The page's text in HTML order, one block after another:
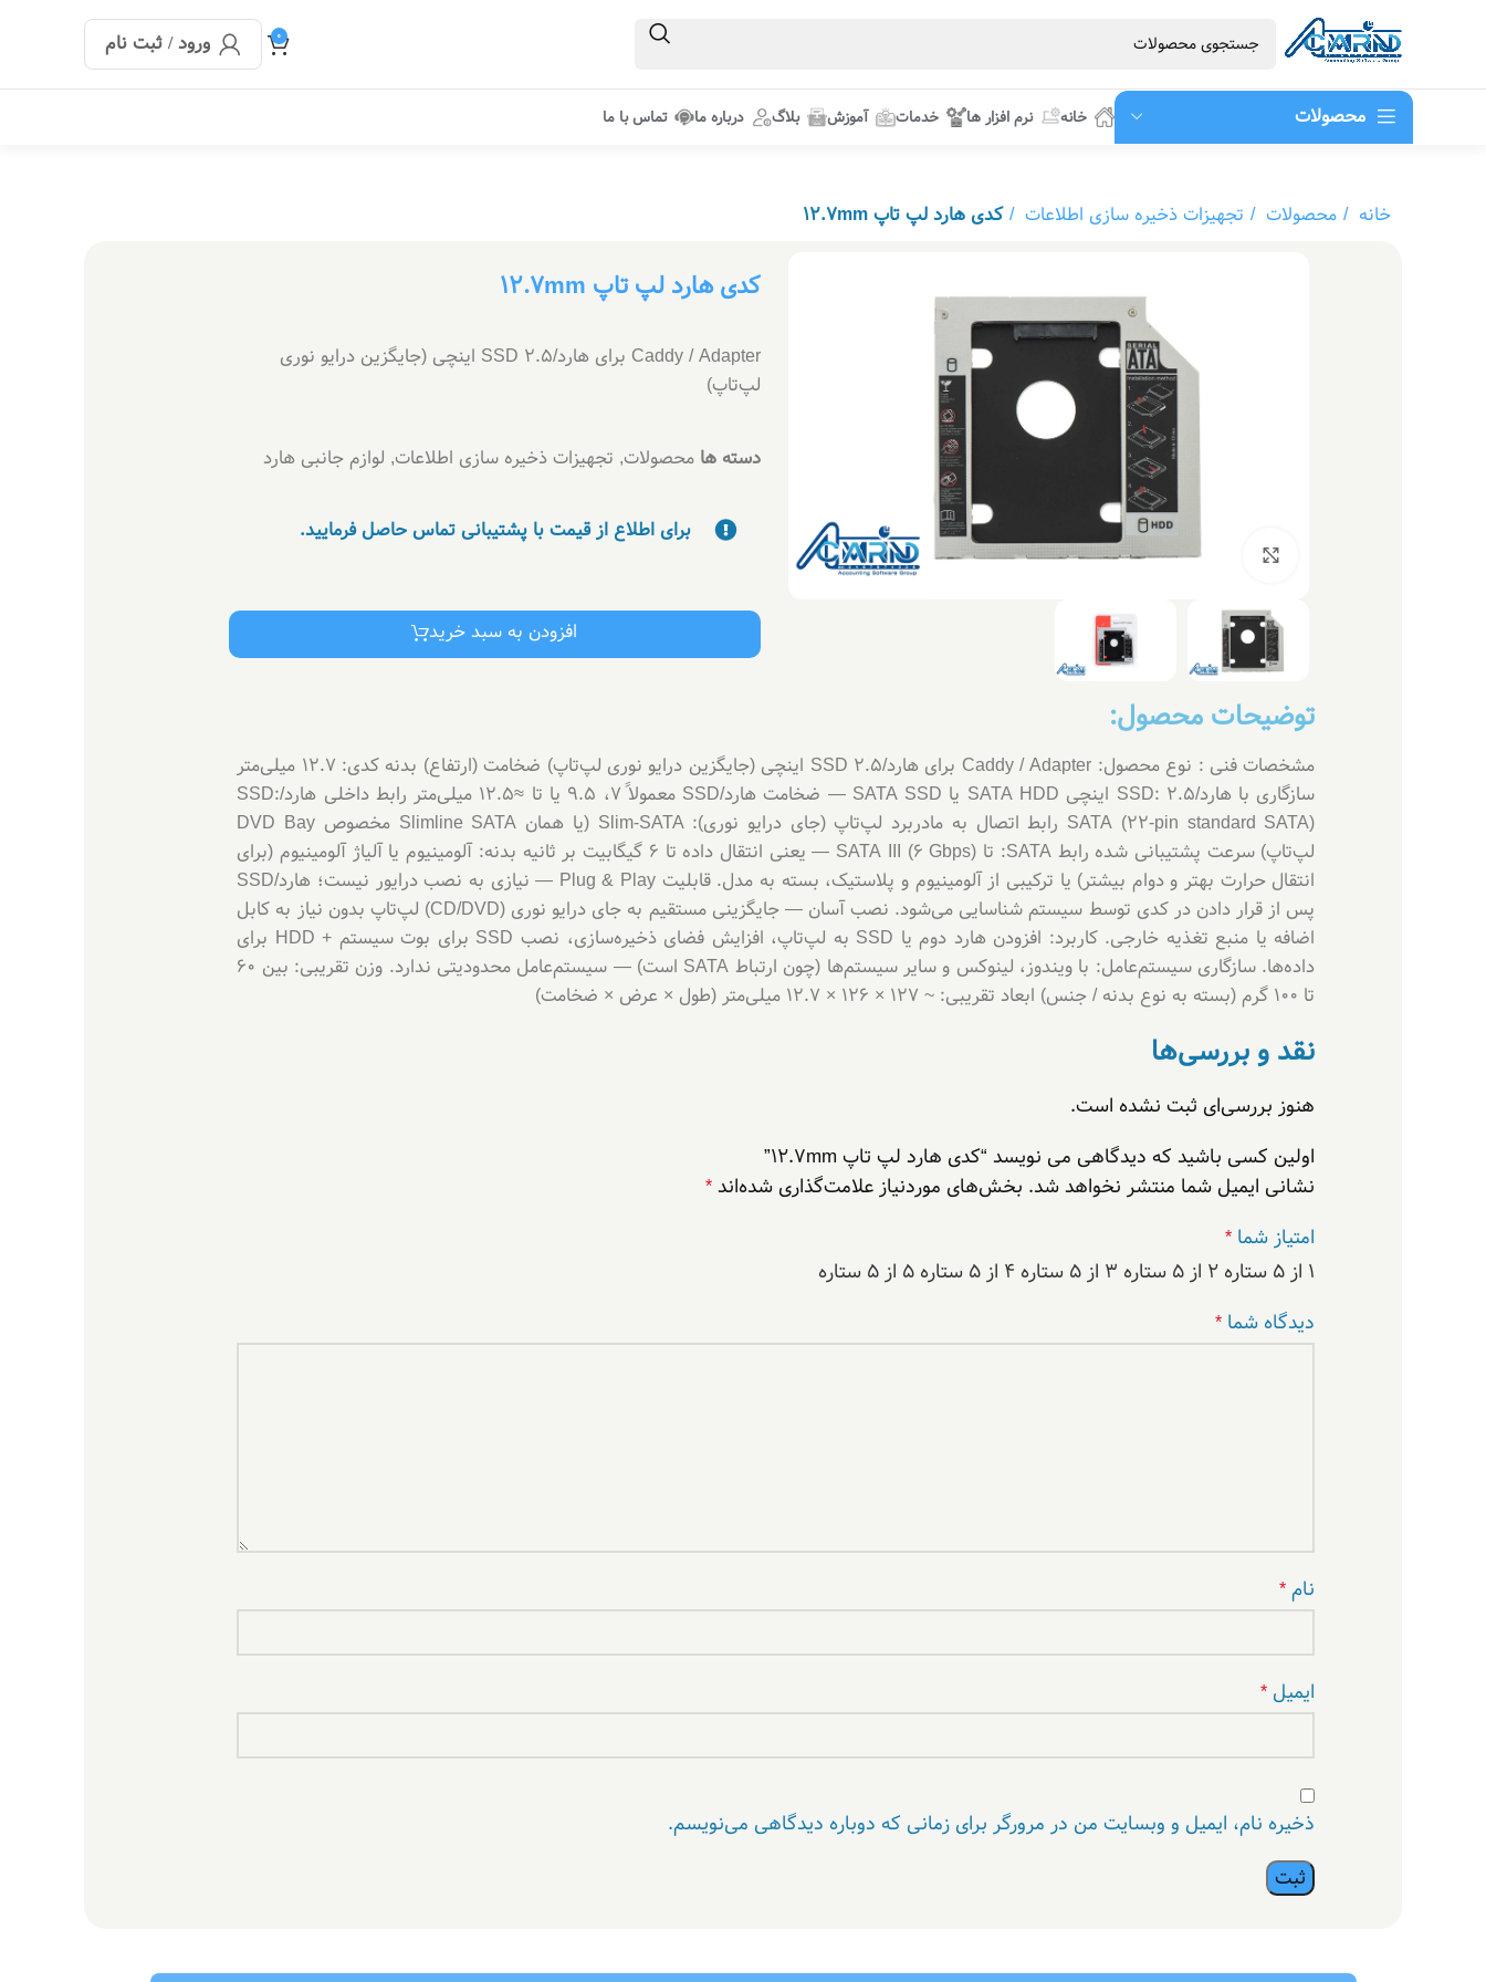
0 ورود / ثبت نام
محصولات خانه نرم افزار ها خدمات آموزش بلاگ درباره ما تماس با ما
خانه محصولات تجهیزات ذخیره سازی اطلاعات کدی هارد لپ تاپ 12.7mm
بزرگنمایی تصویر
کدی هارد لپ تاپ 12.7mm
Caddy / Adapter برای هارد/SSD ۲.۵ اینچی (جایگزین درایو نوری
لپ‌تاپ)
دسته ها محصولات, تجهیزات ذخیره سازی اطلاعات, لوازم جانبی هارد
برای اطلاع از قیمت با پشتیبانی تماس حاصل فرمایید.
افزودن به سبد خرید
توضیحات محصول:
مشخصات فنی : نوع محصول: Caddy / Adapter برای هارد/SSD ۲.۵ اینچی (جایگزین درایو نوری لپ‌تاپ) ضخامت (ارتفاع) بدنه کدی: ۱۲.۷ میلی‌متر
سازگاری با هارد/SSD: ۲.۵ اینچی SATA HDD یا SATA SSD — ضخامت هارد/SSD معمولاً 7، 9.5 یا تا ≈12.5 میلی‌متر رابط داخلی هارد/SSD:
SATA (22-pin standard SATA) رابط اتصال به مادربرد لپ‌تاپ (جای درایو نوری): Slim-SATA (یا همان Slimline SATA مخصوص DVD Bay
لپ‌تاپ) سرعت پشتیبانی شده رابط SATA: تا SATA III (6 Gbps) — یعنی انتقال داده تا 6 گیگابیت بر ثانیه بدنه: آلومینیوم یا آلیاژ آلومینیوم (برای
انتقال حرارت بهتر و دوام بیشتر) یا ترکیبی از آلومینیوم و پلاستیک، بسته به مدل. قابلیت Plug & Play — نیازی به نصب درایور نیست؛ هارد/SSD
پس از قرار دادن در کدی توسط سیستم شناسایی می‌شود. نصب آسان — جایگزینی مستقیم به جای درایو نوری (CD/DVD) لپ‌تاپ بدون نیاز به کابل
اضافه یا منبع تغذیه خارجی. کاربرد: افزودن هارد دوم یا SSD به لپ‌تاپ، افزایش فضای ذخیره‌سازی، نصب SSD برای بوت سیستم + HDD برای
داده‌ها. سازگاری سیستم‌عامل: با ویندوز، لینوکس و سایر سیستم‌ها (چون ارتباط SATA است) — سیستم‌عامل محدودیتی ندارد. وزن تقریبی: بین 60
تا 100 گرم (بسته به نوع بدنه / جنس) ابعاد تقریبی: ~ 127 × 126 × 12.7 میلی‌متر (طول × عرض × ضخامت)
نقد و بررسی‌ها
هنوز بررسی‌ای ثبت نشده است.
اولین کسی باشید که دیدگاهی می نویسد “کدی هارد لپ تاپ 12.7mm”
نشانی ایمیل شما منتشر نخواهد شد. بخش‌های موردنیاز علامت‌گذاری شده‌اند *
امتیاز شما *
۱ از ۵ ستاره ۲ از ۵ ستاره ۳ از ۵ ستاره ۴ از ۵ ستاره
۵ از ۵ ستاره
دیدگاه شما *
نام*
ایمیل *
ذخیره نام، ایمیل و وبسایت من در مرورگر برای زمانی که دوباره دیدگاهی می‌نویسم.